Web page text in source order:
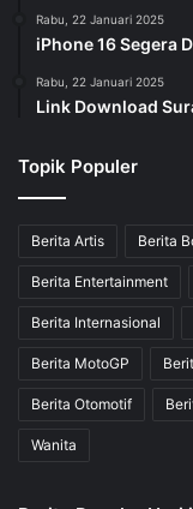
Rabu, 22 Januari 2025
iPhone 16 Segera
Rabu, 22 Januari 2025
Link Download
Topik Populer
Berita Artis Berita
Berita Entertainment
Berita Internasional
Berita MotoGP
Berita Otomotif
Wanita